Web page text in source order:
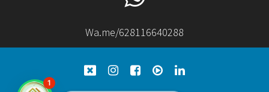
Wa.me/628116640288
1